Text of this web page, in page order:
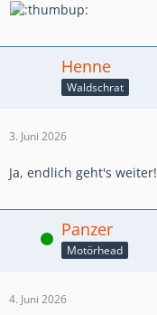
Henne
Waldschrat
3. Juni 2026
Ja, endlich geht's weiter!
Online Panzer
Motörhead
4. Juni 2026